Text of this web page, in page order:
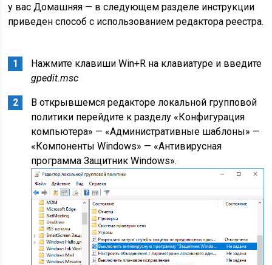
у вас Домашняя — в следующем разделе инструкции
приведен способ с использованием редактора реестра.
Нажмите клавиши Win+R на клавиатуре и введите
gpedit.msc
В открывшемся редакторе локальной групповой
политики перейдите к разделу «Конфигурация
компьютера» — «Административные шаблоны» —
«Компоненты Windows» — «Антивирусная
программа Защитник Windows».